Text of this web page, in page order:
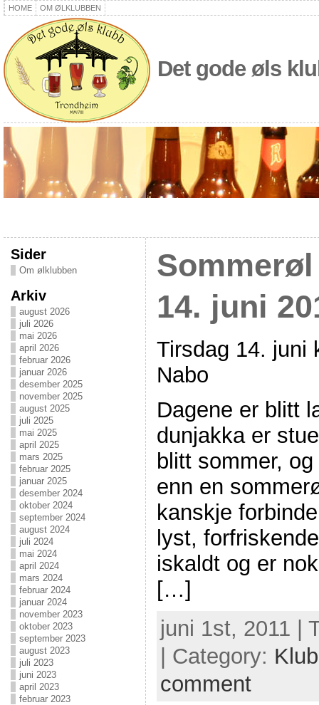
HOME OM ØLKLUBBEN
Det gode øls
Sider
Om ølklubben
Arkiv
august 2026
juli 2026
mai 2026
april 2026
februar 2026
januar 2026
desember 2025
november 2025
august 2025
juli 2025
mai 2025
april 2025
mars 2025
februar 2025
januar 2025
desember 2024
oktober 2024
september 2024
august 2024
juli 2024
mai 2024
april 2024
mars 2024
februar 2024
januar 2024
november 2023
oktober 2023
september 2023
august 2023
juli 2023
juni 2023
april 2023
februar 2023
14. juni
Tirsdag 14. juni
Nabo
Dagene er blitt
dunjakka er
blitt sommer,
enn en
kanskje
lyst,
iskaldt og er
[…]
juni 1st, 2011 |
| Category:
comment